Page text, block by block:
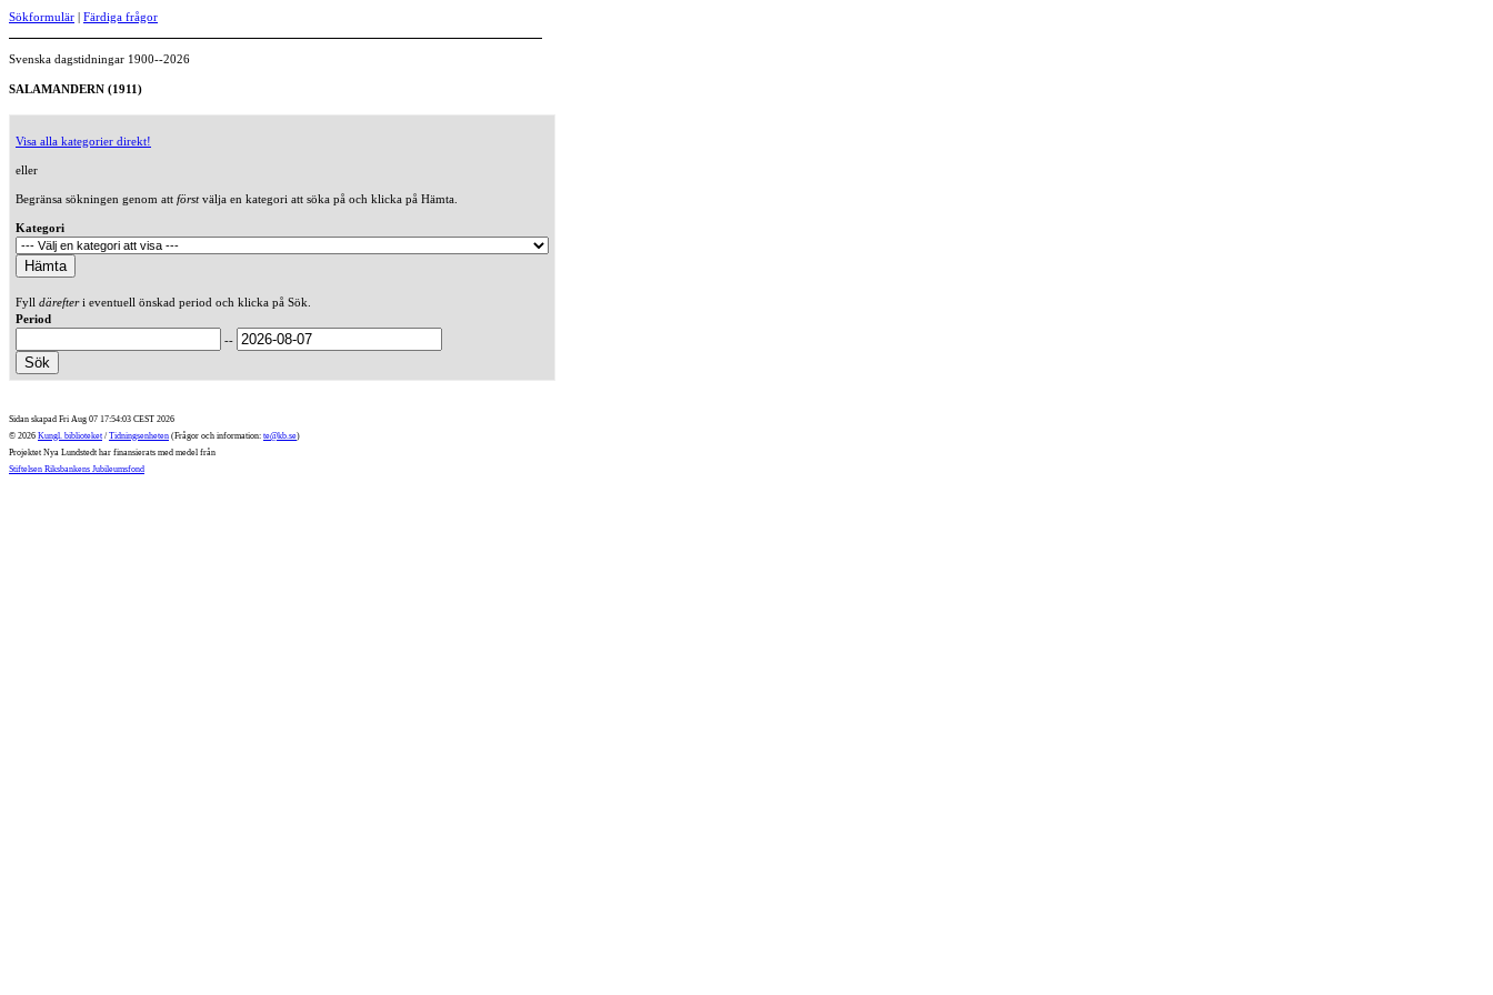
Sökformulär | Färdiga frågor
Svenska dagstidningar 1900--2026
SALAMANDERN (1911)
Visa alla kategorier direkt!
eller
Begränsa sökningen genom att förstvälja en kategori att söka på och klicka på Hämta.
Kategori
Fyll därefteri eventuell önskad period och klicka på Sök.
Period
--
Sidan skapad Fri Aug 07 17:54:03 CEST 2026
© 2026 Kungl. biblioteket / Tidningsenheten (Frågor och information: te@kb.se)
Projektet Nya Lundstedt har finansierats med medel från
Stiftelsen Riksbankens Jubileumsfond